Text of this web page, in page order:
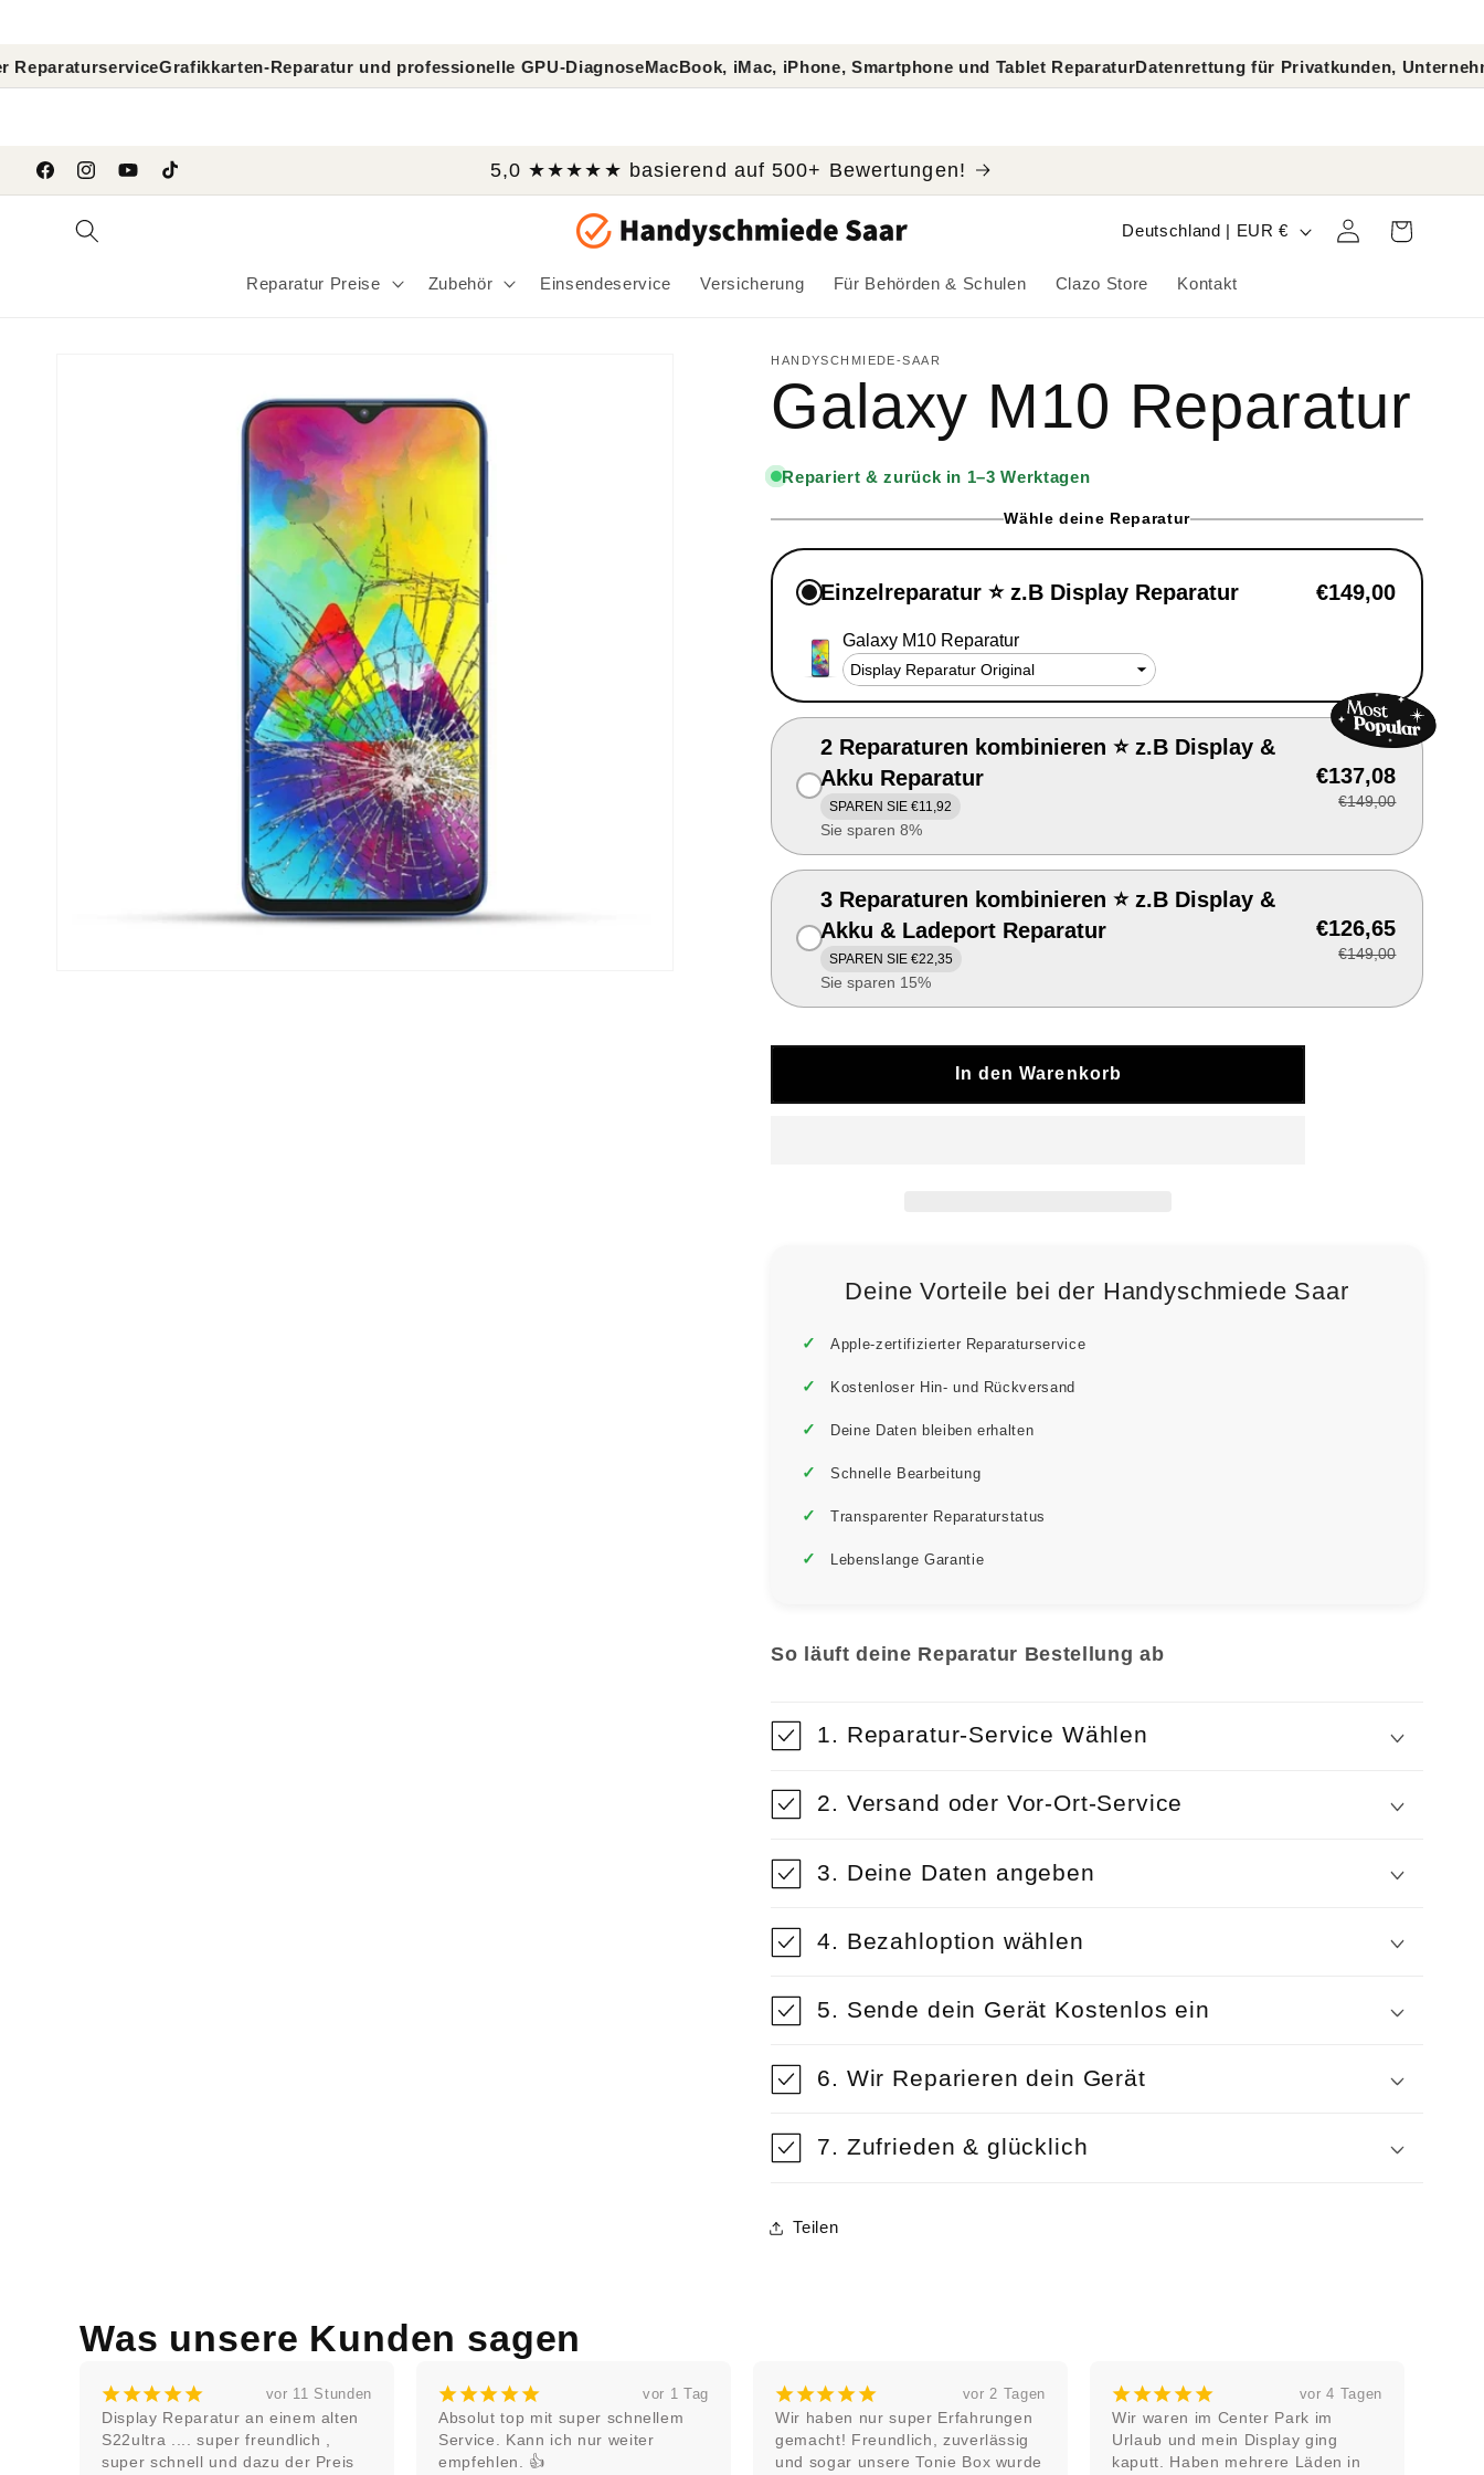
Grafikkarten-Reparatur und professionelle GPU-DiagnoseMacBook, iMac, iPhone, Smartphone und Tablet ReparaturDatenrettung für Privatkunden, Unternehmen und
FacebookInstagramYouTubeTikTok
5,0 ★★★★★ basierend auf 500+ Bewertungen!
Reparatur Preise Zubehör Einsendeservice Versicherung Für Behörden & Schulen Clazo Store Kontakt
L
a
/
e
g
i
n
Deutschland | EUR € EinloggenWarenkorb
HANDYSCHMIEDE-SAAR
Galaxy M10 Reparatur
Repariert & zurück in 1–3 Werktagen
Wähle deine Reparatur
Einzelreparatur ⭐ z.B Display Reparatur €149,00
Galaxy M10 Reparatur
2 Reparaturen kombinieren ⭐ z.B Display &
Akku Reparatur
SPAREN SIE €11,92
Sie sparen 8%
€137,08
€149,00
3 Reparaturen kombinieren ⭐ z.B Display &
Akku & Ladeport Reparatur
SPAREN SIE €22,35
Sie sparen 15%
€126,65
€149,00
In den Warenkorb
Deine Vorteile bei der Handyschmiede Saar
Apple-zertifizierter Reparaturservice
Kostenloser Hin- und Rückversand
Deine Daten bleiben erhalten
Schnelle Bearbeitung
Transparenter Reparaturstatus
Lebenslange Garantie
So läuft deine Reparatur Bestellung ab
1. Reparatur-Service Wählen
2. Versand oder Vor-Ort-Service
3. Deine Daten angeben
4. Bezahloption wählen
5. Sende dein Gerät Kostenlos ein
6. Wir Reparieren dein Gerät
7. Zufrieden & glücklich
Teilen
Was unsere Kunden sagen
¡¡¡¡¡ vor 11 Stunden
Display Reparatur an einem alten
S22ultra .... super freundlich ,
super schnell und dazu der Preis
¡¡¡¡¡ vor 1 Tag
Absolut top mit super schnellem
Service. Kann ich nur weiter
empfehlen. 👍
¡¡¡¡¡ vor 2 Tagen
Wir haben nur super Erfahrungen
gemacht! Freundlich, zuverlässig
und sogar unsere Tonie Box wurde
¡¡¡¡¡ vor 4 Tagen
Wir waren im Center Park im
Urlaub und mein Display ging
kaputt. Haben mehrere Läden in